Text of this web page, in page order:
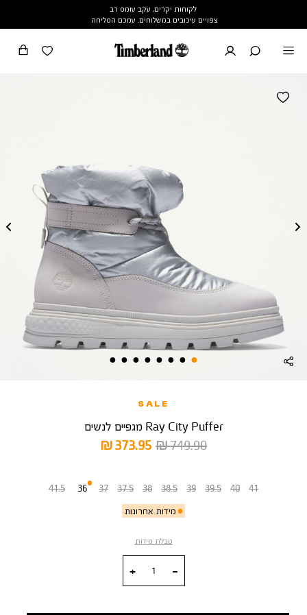
לקוחות יקרים, עקב עומס רב
צפויים עיכובים במשלוחים. עמכם הסליחה
SALE
Ray City Puffer מגפיים לנשים
מחיר
373.95 ₪
מחיר
749.90 ₪
41.5 36
מידות אחרונות
37 37.5 38 38.5 39 39.5 40 41
טבלת מידות